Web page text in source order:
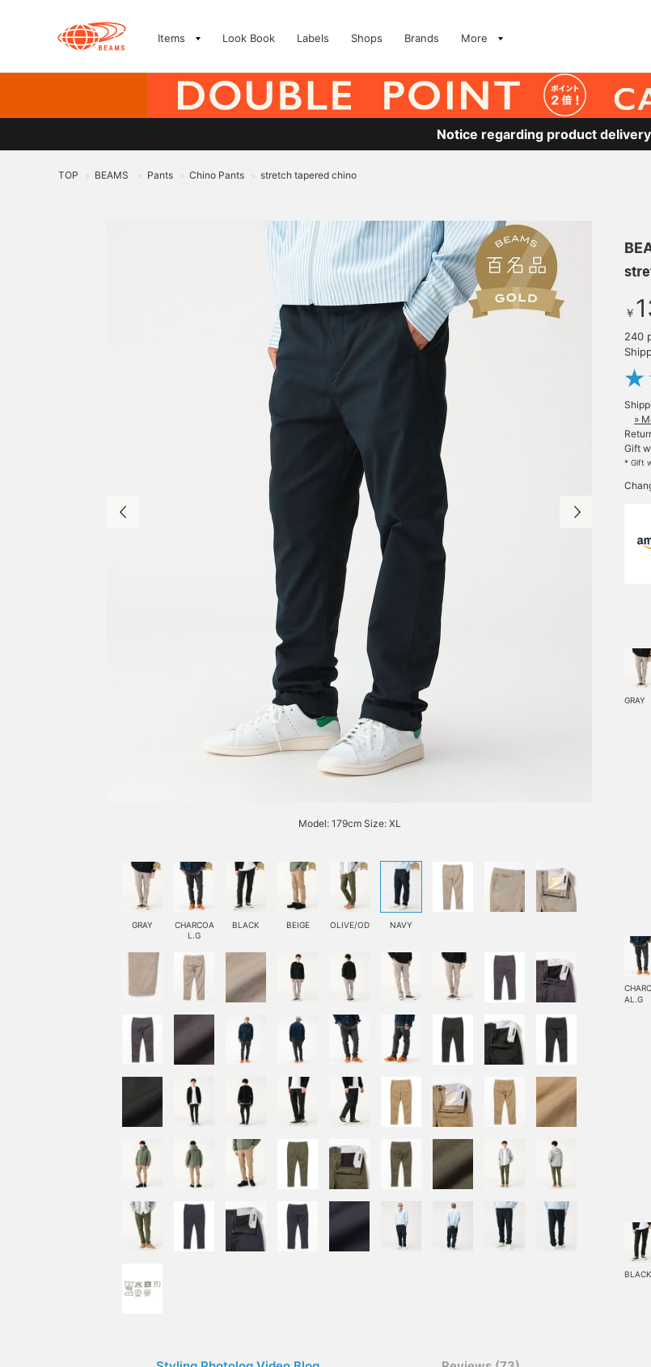
Items Look Book Labels Shops Brands More
Notice regarding product delivery
TOP > BEAMS > Pants > Chino Pants > stretch tapered chino
Model: 179cm Size: XL
GRAY
CHARCOA
L.G
BLACK BEIGE OLIVE/OD NAVY
￥
240
»
Gift
* Gift
GRAY
AL.G
BLACK